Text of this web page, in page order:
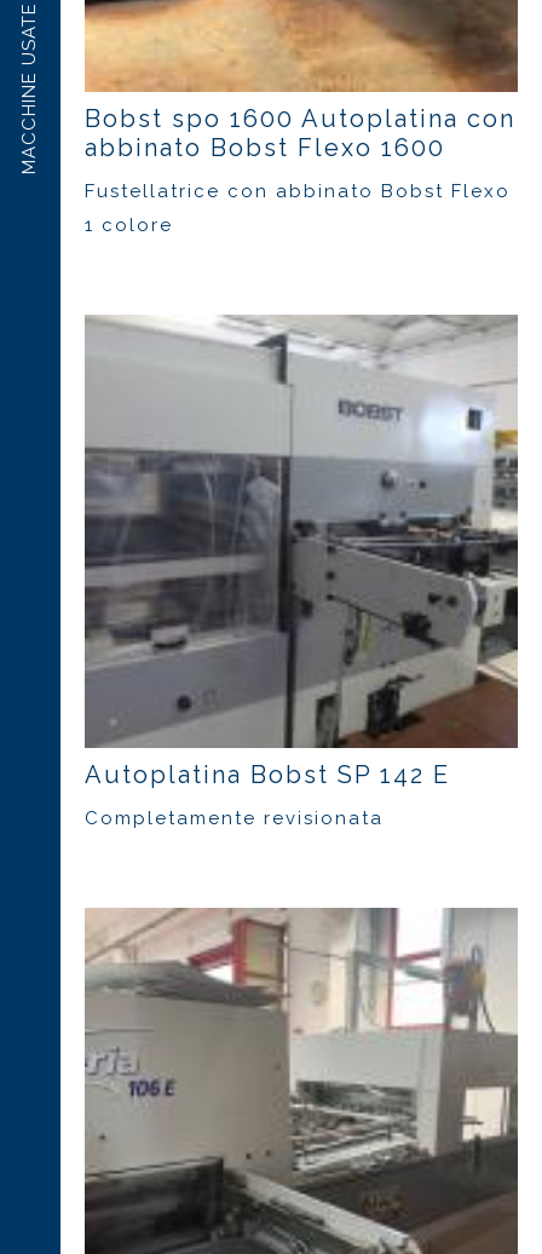
MACCHINE USATE
Bobst spo 1600 Autoplatina con
abbinato Bobst Flexo 1600
Fustellatrice con abbinato Bobst Flexo
1 colore
Autoplatina Bobst SP 142 E
Completamente revisionata